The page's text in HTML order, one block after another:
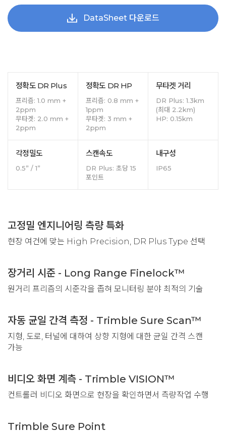
DataSheet 다운로드
정확도 DR Plus
프리즘: 1.0 mm +
2ppm
무타겟: 2.0 mm +
2ppm
정확도 DR HP
프리즘: 0.8 mm +
1ppm
무타겟: 3 mm +
2ppm
무타겟 거리
DR Plus: 1.3km
(최대 2.2km)
HP: 0.15km
각정밀도
0.5” / 1”
스캔속도
DR Plus: 초당 15
포인트
내구성
IP65
고정밀 엔지니어링 측량 특화
현장 여건에 맞는 High Precision, DR Plus Type 선택
장거리 시준 - Long Range Finelock™
원거리 프리즘의 시준각을 좁혀 모니터링 분야 최적의 기술
자동 균일 간격 측정 - Trimble Sure Scan™
지형, 도로, 터널에 대하여 상향 지형에 대한 균일 간격 스캔
가능
비디오 화면 계측 - Trimble VISION™
컨트롤러 비디오 화면으로 현장을 확인하면서 측량작업 수행
Trimble Sure Point